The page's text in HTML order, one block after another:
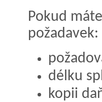
Pokud
požadavek:
délku
kopii